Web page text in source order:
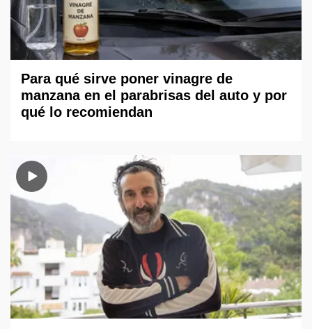
Para qué sirve poner vinagre de
manzana en el parabrisas del auto y por
qué lo recomiendan